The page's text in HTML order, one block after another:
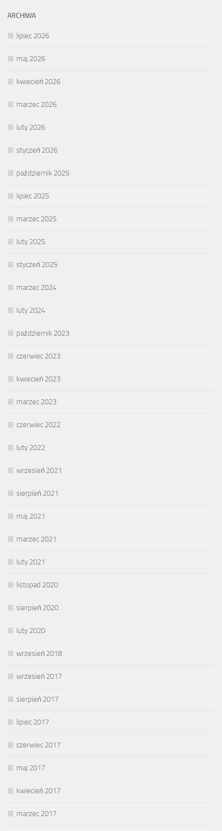
ARCHIWA
lipiec 2026
maj 2026
kwiecień 2026
marzec 2026
luty 2026
styczeń 2026
październik 2025
lipiec 2025
marzec 2025
luty 2025
styczeń 2025
marzec 2024
luty 2024
październik 2023
czerwiec 2023
kwiecień 2023
marzec 2023
czerwiec 2022
luty 2022
wrzesień 2021
sierpień 2021
maj 2021
marzec 2021
luty 2021
listopad 2020
sierpień 2020
luty 2020
wrzesień 2018
wrzesień 2017
sierpień 2017
lipiec 2017
czerwiec 2017
maj 2017
kwiecień 2017
marzec 2017